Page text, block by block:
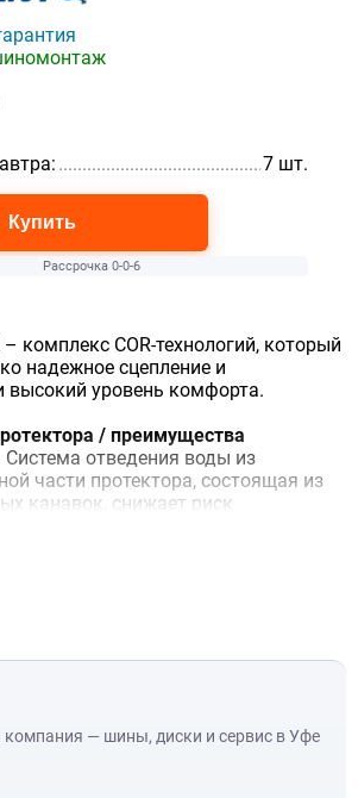
7 шт.
Купить
Рассрочка 0-0-6
– комплекс COR-технологий, который
надежное сцепление и
высокий уровень комфорта.
/ преимущества
Система отведения воды из
части протектора, состоящая из
канавок, снижает риск
запирая ее в канавках. Дуговые
тремя сплошными ребрами.
покрытия происходит без
курса. Устойчивость в
— шины, диски и сервис в Уфе